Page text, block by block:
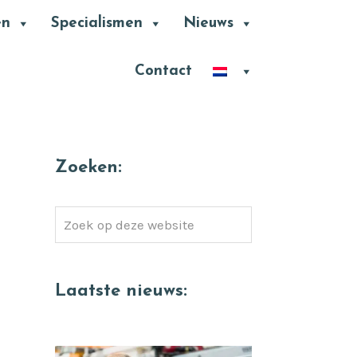
Specialismen Nieuws
Contact
Zoeken:
Zoek
op
website
Laatste nieuws: